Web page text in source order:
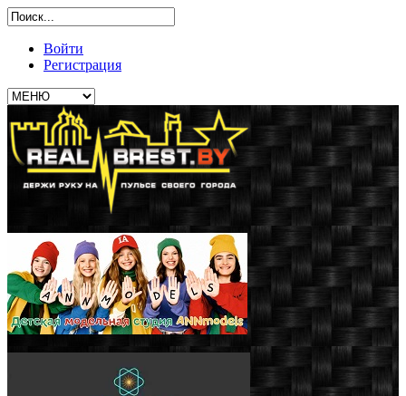
Войти
Регистрация